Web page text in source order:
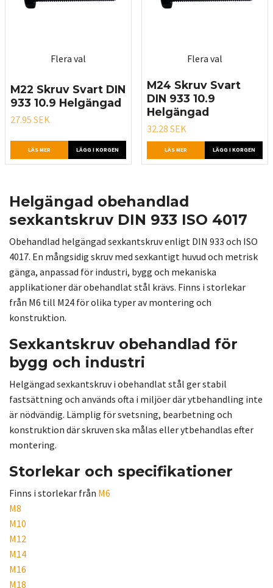
Flera val
M22 Skruv Svart DIN
933 10.9 Helgängad
27.95 SEK
LÄS MER LÄGG I KORGEN
Flera val
M24 Skruv Svart
DIN 933 10.9
Helgängad
32.28 SEK
LÄS MER LÄGG I KORGEN
Helgängad obehandlad
sexkantskruv DIN 933 ISO 4017
Obehandlad helgängad sexkantskruv enligt DIN 933 och ISO
4017. En mångsidig skruv med sexkantigt huvud och metrisk
gänga, anpassad för industri, bygg och mekaniska
applikationer där obehandlat stål krävs. Finns i storlekar
från M6 till M24 för olika typer av montering och
konstruktion.
Sexkantskruv obehandlad för
bygg och industri
Helgängad sexkantskruv i obehandlat stål ger stabil
fastsättning och används ofta i miljöer där ytbehandling inte
är nödvändig. Lämplig för svetsning, bearbetning och
konstruktion där skruven ska målas eller ytbehandlas efter
montering.
Storlekar och specifikationer
Finns i storlekar från M6
M8
M10
M12
M14
M16
M18